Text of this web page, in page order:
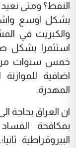
النفط؟ ومتى نعيد
بشكل اوسع
والكبريت في
استثمرا بشكل
اضافية
المهدرة.
ان العراق بحاجة
بمكافحة الفساد
البيروقراطية